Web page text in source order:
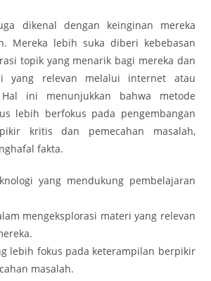
dikenal dengan keinginan mereka
Mereka lebih suka diberi kebebasan
topik yang menarik bagi mereka dan
yang relevan melalui internet atau
ini menunjukkan bahwa metode
lebih berfokus pada pengembangan
kritis dan pemecahan masalah,
fakta.
yang mendukung pembelajaran
mengeksplorasi materi yang relevan
lebih fokus pada keterampilan berpikir
masalah.